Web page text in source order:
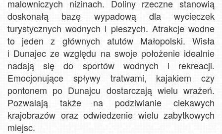
malowniczych nizinach. Doliny rzeczne stanowią
doskonałą bazę wypadową dla wycieczek
turystycznych wodnych i pieszych. Atrakcje wodne
to jeden z głównych atutów Małopolski. Wisła
i Dunajec ze względu na swoje położenie idealnie
nadają się do sportów wodnych i rekreacji.
Emocjonujące spływy tratwami, kajakiem czy
pontonem po Dunajcu dostarczają wielu wrażeń.
Pozwalają także na podziwianie ciekawych
krajobrazów oraz odwiedzenie wielu zabytkowych
miejsc.